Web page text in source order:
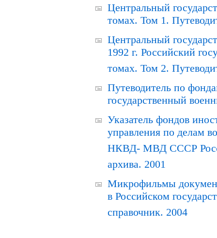
Центральный
томах. Том 1.
Центральный
1992 г. Российский
томах. Том 2.
Путеводитель по
государственный
Указатель фондов
управления по делам
НКВД- МВД СССР
архива. 2001
Микрофильмы
в Российском
справочник. 2004